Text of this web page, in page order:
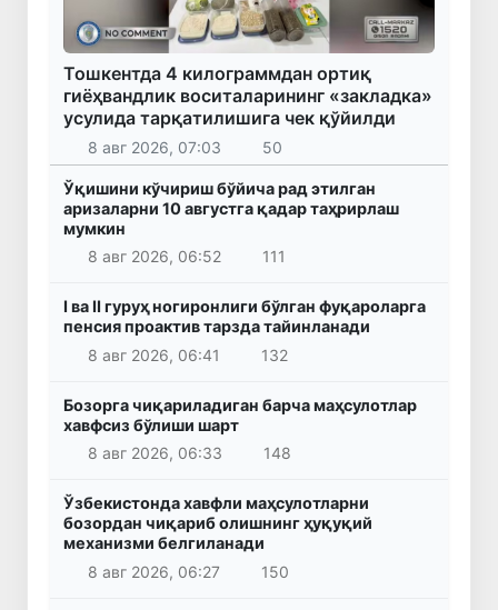
Тошкентда 4 килограммдан ортиқ
гиёҳвандлик воситаларининг «закладка»
усулида тарқатилишига чек қўйилди
8 авг 2026, 07:03 50
Ўқишини кўчириш бўйича рад этилган
аризаларни 10 августга қадар таҳрирлаш
мумкин
8 авг 2026, 06:52
111
I ва II гуруҳ ногиронлиги бўлган фуқароларга
пенсия проактив тарзда тайинланади
8 авг 2026, 06:41
132
Бозорга чиқариладиган барча маҳсулотлар
хавфсиз бўлиши шарт
8 авг 2026, 06:33
148
Ўзбекистонда хавфли маҳсулотларни
бозордан чиқариб олишнинг ҳуқуқий
механизми белгиланади
8 авг 2026, 06:27
150